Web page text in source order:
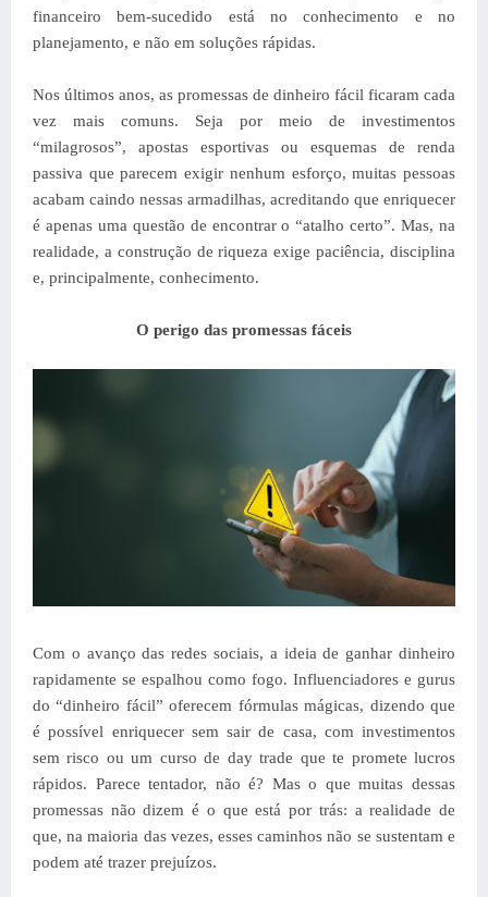
financeiro bem-sucedido está no conhecimento e no
planejamento, e não em soluções rápidas.
Nos últimos anos, as promessas de dinheiro fácil ficaram cada
vez mais comuns. Seja por meio de investimentos
“milagrosos”, apostas esportivas ou esquemas de renda
passiva que parecem exigir nenhum esforço, muitas pessoas
acabam caindo nessas armadilhas, acreditando que enriquecer
é apenas uma questão de encontrar o “atalho certo”. Mas, na
realidade, a construção de riqueza exige paciência, disciplina
e, principalmente, conhecimento.
O perigo das promessas fáceis
Com o avanço das redes sociais, a ideia de ganhar dinheiro
rapidamente se espalhou como fogo. Influenciadores e gurus
do “dinheiro fácil” oferecem fórmulas mágicas, dizendo que
é possível enriquecer sem sair de casa, com investimentos
sem risco ou um curso de day trade que te promete lucros
rápidos. Parece tentador, não é? Mas o que muitas dessas
promessas não dizem é o que está por trás: a realidade de
que, na maioria das vezes, esses caminhos não se sustentam e
podem até trazer prejuízos.